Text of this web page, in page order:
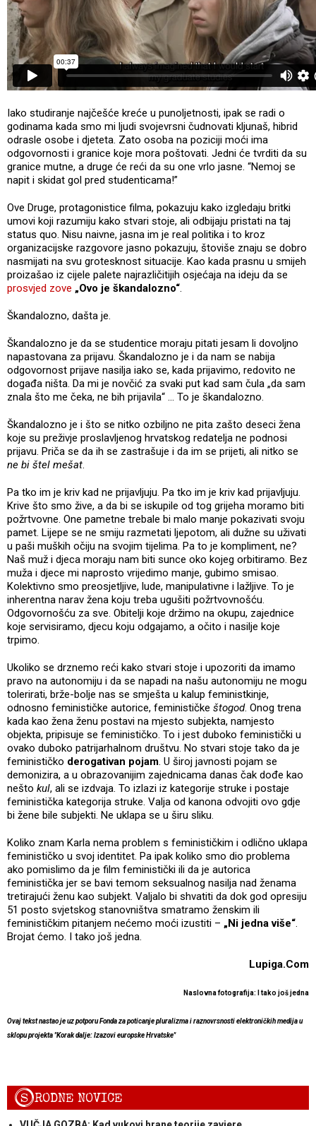
Iako studiranje najčešće kreće u punoljetnosti, ipak se radi o
godinama kada smo mi ljudi svojevrsni čudnovati kljunaš, hibrid
odrasle osobe i djeteta. Zato osoba na poziciji moći ima
odgovornosti i granice koje mora poštovati. Jedni će tvrditi da su
granice mutne, a druge će reći da su one vrlo jasne. “Nemoj se
napit i skidat gol pred studenticama!”
Ove Druge, protagonistice filma, pokazuju kako izgledaju britki
umovi koji razumiju kako stvari stoje, ali odbijaju pristati na taj
status quo. Nisu naivne, jasna im je real politika i to kroz
organizacijske razgovore jasno pokazuju, štoviše znaju se dobro
nasmijati na svu grotesknost situacije. Kao kada prasnu u smijeh
proizašao iz cijele palete najrazličitijih osjećaja na ideju da se
prosvjed zove „Ovo je škandalozno“.
Škandalozno, dašta je.
Škandalozno je da se studentice moraju pitati jesam li dovoljno
napastovana za prijavu. Škandalozno je i da nam se nabija
odgovornost prijave nasilja iako se, kada prijavimo, redovito ne
događa ništa. Da mi je novčić za svaki put kad sam čula „da sam
znala što me čeka, ne bih prijavila“ ... To je škandalozno.
Škandalozno je i što se nitko ozbiljno ne pita zašto deseci žena
koje su preživje proslavljenog hrvatskog redatelja ne podnosi
prijavu. Priča se da ih se zastrašuje i da im se prijeti, ali nitko se
ne bi štel mešat.
Pa tko im je kriv kad ne prijavljuju. Pa tko im je kriv kad prijavljuju.
Krive što smo žive, a da bi se iskupile od tog grijeha moramo biti
požrtvovne. One pametne trebale bi malo manje pokazivati svoju
pamet. Lijepe se ne smiju razmetati ljepotom, ali dužne su uživati
u paši muških očiju na svojim tijelima. Pa to je kompliment, ne?
Naš muž i djeca moraju nam biti sunce oko kojeg orbitiramo. Bez
muža i djece mi naprosto vrijedimo manje, gubimo smisao.
Kolektivno smo preosjetljive, lude, manipulativne i lažljive. To je
inherentna narav žena koju treba ugušiti požrtvovnošću.
Odgovornošću za sve. Obitelji koje držimo na okupu, zajednice
koje servisiramo, djecu koju odgajamo, a očito i nasilje koje
trpimo.
Ukoliko se drznemo reći kako stvari stoje i upozoriti da imamo
pravo na autonomiju i da se napadi na našu autonomiju ne mogu
tolerirati, brže-bolje nas se smješta u kalup feministkinje,
odnosno feminističke autorice, feminističke štogod. Onog trena
kada kao žena ženu postavi na mjesto subjekta, namjesto
objekta, pripisuje se feminističko. To i jest duboko feministički u
ovako duboko patrijarhalnom društvu. No stvari stoje tako da je
feminističko derogativan pojam. U široj javnosti pojam se
demonizira, a u obrazovanijim zajednicama danas čak dođe kao
nešto kul, ali se izdvaja. To izlazi iz kategorije struke i postaje
feministička kategorija struke. Valja od kanona odvojiti ovo gdje
bi žene bile subjekti. Ne uklapa se u širu sliku.
Koliko znam Karla nema problem s feminističkim i odlično uklapa
feminističko u svoj identitet. Pa ipak koliko smo dio problema
ako pomislimo da je film feministički ili da je autorica
feministička jer se bavi temom seksualnog nasilja nad ženama
tretirajući ženu kao subjekt. Valjalo bi shvatiti da dok god opresiju
51 posto svjetskog stanovništva smatramo ženskim ili
feminističkim pitanjem nećemo moći izustiti – „Ni jedna više“.
Brojat ćemo. I tako još jedna.
Lupiga.Com
Naslovna fotografija: I tako još jedna
Ovaj tekst nastao je uz potporu Fonda za poticanje pluralizma i raznovrsnosti elektroničkih medija u
sklopu projekta "Korak dalje: Izazovi europske Hrvatske"
SRODNE NOVICE